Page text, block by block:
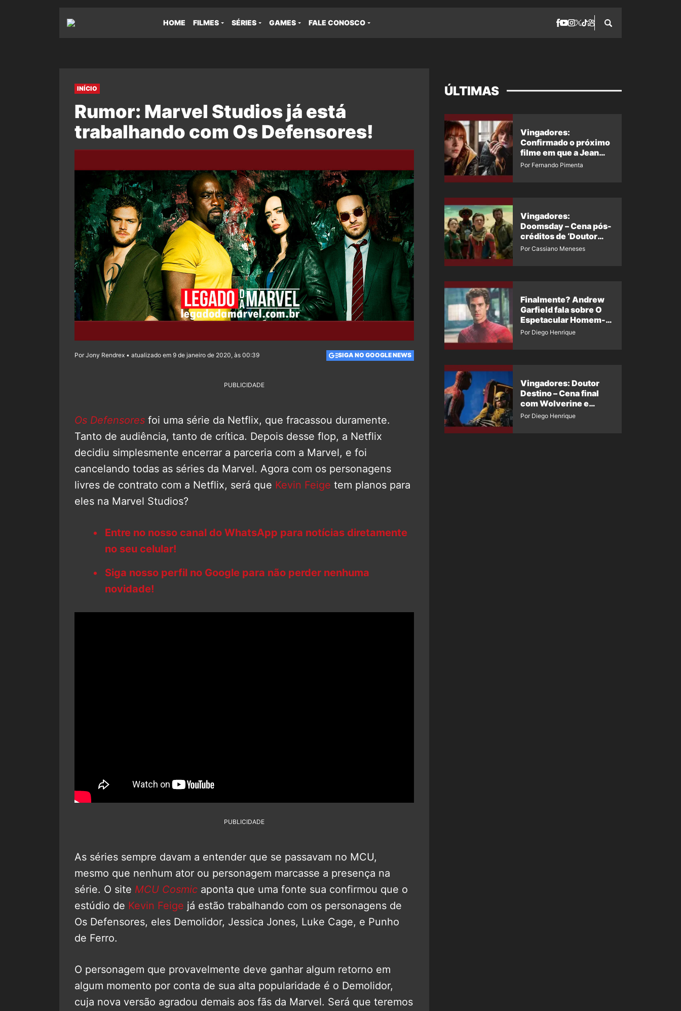
HOME FILMES SÉRIES GAMES FALE CONOSCO
INÍCIO
Rumor: Marvel Studios já está
trabalhando com Os Defensores!
Por Jony Rendrex • atualizado em 9 de janeiro de 2020, às 00:39 SIGA NO GOOGLE NEWS
PUBLICIDADE
Os Defensores foi uma série da Netflix, que fracassou duramente.
Tanto de audiência, tanto de crítica. Depois desse flop, a Netflix
decidiu simplesmente encerrar a parceria com a Marvel, e foi
cancelando todas as séries da Marvel. Agora com os personagens
livres de contrato com a Netflix, será que Kevin Feige tem planos para
eles na Marvel Studios?
Entre no nosso canal do WhatsApp para notícias diretamente
no seu celular!
Siga nosso perfil no Google para não perder nenhuma
novidade!
PUBLICIDADE
As séries sempre davam a entender que se passavam no MCU,
mesmo que nenhum ator ou personagem marcasse a presença na
série. O site MCU Cosmic aponta que uma fonte sua confirmou que o
estúdio de Kevin Feige já estão trabalhando com os personagens de
Os Defensores, eles Demolidor, Jessica Jones, Luke Cage, e Punho
de Ferro.
O personagem que provavelmente deve ganhar algum retorno em
algum momento por conta de sua alta popularidade é o Demolidor,
cuja nova versão agradou demais aos fãs da Marvel. Será que teremos
ÚLTIMAS
Vingadores:
Confirmado o próximo
filme em que a Jean
Grey irá aparecer
Por Fernando Pimenta
Vingadores:
Doomsday – Cena pós-
créditos de ‘Doutor
Destino’ é revelada
Por Cassiano Meneses
Finalmente? Andrew
Garfield fala sobre O
Espetacular Homem-
Aranha 3
Por Diego Henrique
Vingadores: Doutor
Destino – Cena final
com Wolverine e
Homem-Aranha de
Por Diego Henrique